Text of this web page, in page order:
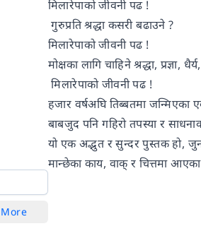
More
मिलारेपाको जीवनी पढ !
गुरुप्रति श्रद्धा कसरी बढाउने ?
मिलारेपाको जीवनी पढ !
मोक्षका लागि चाहिने श्रद्धा,
मिलारेपाको जीवनी पढ !
हजार वर्षअघि तिब्बतमा
बाबजुद पनि गहिरो तपस्या र
यो एक अद्भुत र सुन्दर पुस्तक हो, जुन
मान्छेका काय, वाक् र चित्तमा